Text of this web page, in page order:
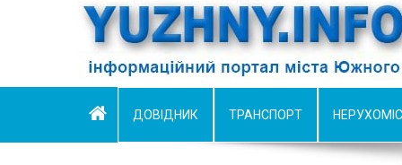
ДОВІДНИК ТРАНСПОРТ